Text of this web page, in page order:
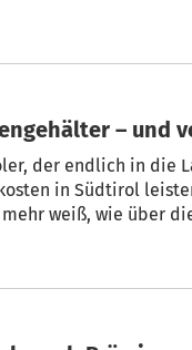
– und
der endlich in die
in Südtirol
weiß, wie über